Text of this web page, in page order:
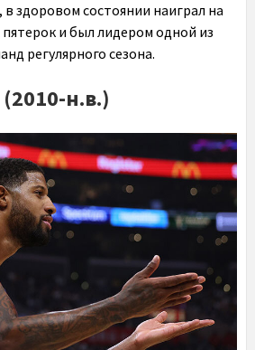
здоровом состоянии наиграл на
и был лидером одной из
регулярного сезона.
н.в.)